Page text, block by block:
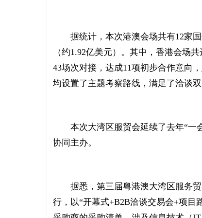
据统计，本次港澳会场共有12家国
（约1.92亿美元）。其中，香港会场
43场次对接，达成11项初步合作意向
均设置了主题考察路线，满足了洽谈
本次大湾区服贸会延续了去年“一
协同主办。
据悉，第三届粤港澳大湾区服务贸
行，以“开幕式+B2B洽谈交易会+项目